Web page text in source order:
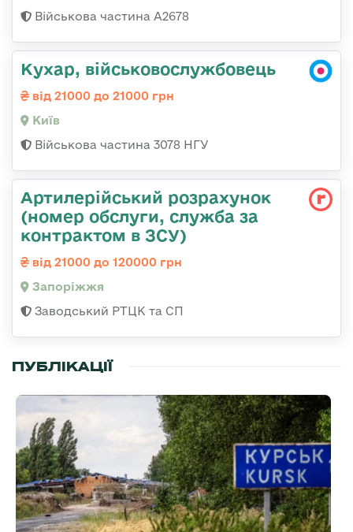
Військова частина А2678
Кухар, військовослужбовець
від 21000 до 21000 грн
Київ
Військова частина 3078 НГУ
Артилерійський розрахунок
(номер обслуги, служба за
контрактом в ЗСУ)
від 21000 до 120000 грн
Запоріжжя
Заводський РТЦК та СП
ПУБЛІКАЦІЇ